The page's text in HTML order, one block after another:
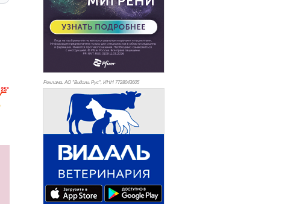
Реклама. АО "Видаль Рус", ИНН 7728043605